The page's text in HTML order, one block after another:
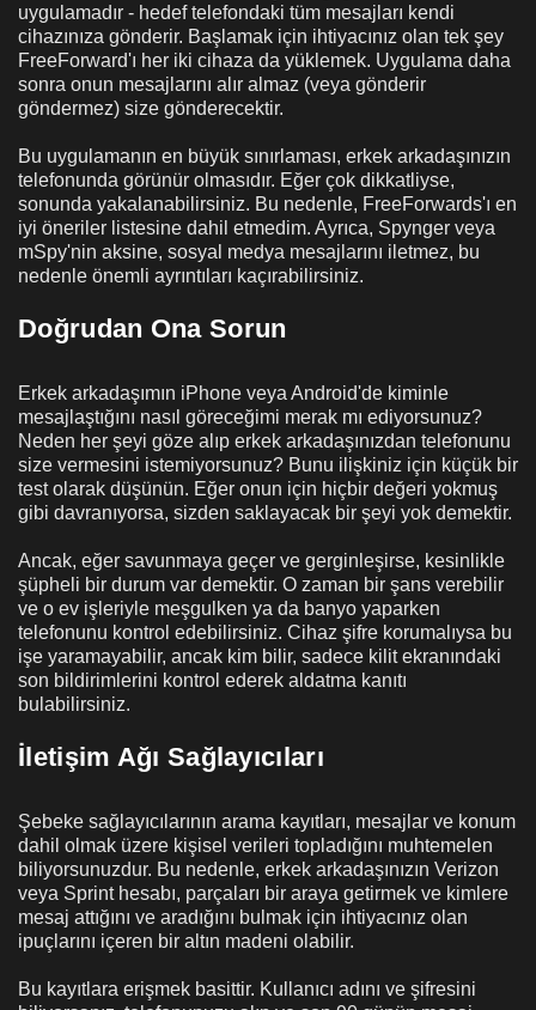
uygulamadır - hedef telefondaki tüm mesajları kendi
cihazınıza gönderir. Başlamak için ihtiyacınız olan tek şey
FreeForward'ı her iki cihaza da yüklemek. Uygulama daha
sonra onun mesajlarını alır almaz (veya gönderir
göndermez) size gönderecektir.
Bu uygulamanın en büyük sınırlaması, erkek arkadaşınızın
telefonunda görünür olmasıdır. Eğer çok dikkatliyse,
sonunda yakalanabilirsiniz. Bu nedenle, FreeForwards'ı en
iyi öneriler listesine dahil etmedim. Ayrıca, Spynger veya
mSpy'nin aksine, sosyal medya mesajlarını iletmez, bu
nedenle önemli ayrıntıları kaçırabilirsiniz.
Doğrudan Ona Sorun
Erkek arkadaşımın iPhone veya Android'de kiminle
mesajlaştığını nasıl göreceğimi merak mı ediyorsunuz?
Neden her şeyi göze alıp erkek arkadaşınızdan telefonunu
size vermesini istemiyorsunuz? Bunu ilişkiniz için küçük bir
test olarak düşünün. Eğer onun için hiçbir değeri yokmuş
gibi davranıyorsa, sizden saklayacak bir şeyi yok demektir.
Ancak, eğer savunmaya geçer ve gerginleşirse, kesinlikle
şüpheli bir durum var demektir. O zaman bir şans verebilir
ve o ev işleriyle meşgulken ya da banyo yaparken
telefonunu kontrol edebilirsiniz. Cihaz şifre korumalıysa bu
işe yaramayabilir, ancak kim bilir, sadece kilit ekranındaki
son bildirimlerini kontrol ederek aldatma kanıtı
bulabilirsiniz.
İletişim Ağı Sağlayıcıları
Şebeke sağlayıcılarının arama kayıtları, mesajlar ve konum
dahil olmak üzere kişisel verileri topladığını muhtemelen
biliyorsunuzdur. Bu nedenle, erkek arkadaşınızın Verizon
veya Sprint hesabı, parçaları bir araya getirmek ve kimlere
mesaj attığını ve aradığını bulmak için ihtiyacınız olan
ipuçlarını içeren bir altın madeni olabilir.
Bu kayıtlara erişmek basittir. Kullanıcı adını ve şifresini